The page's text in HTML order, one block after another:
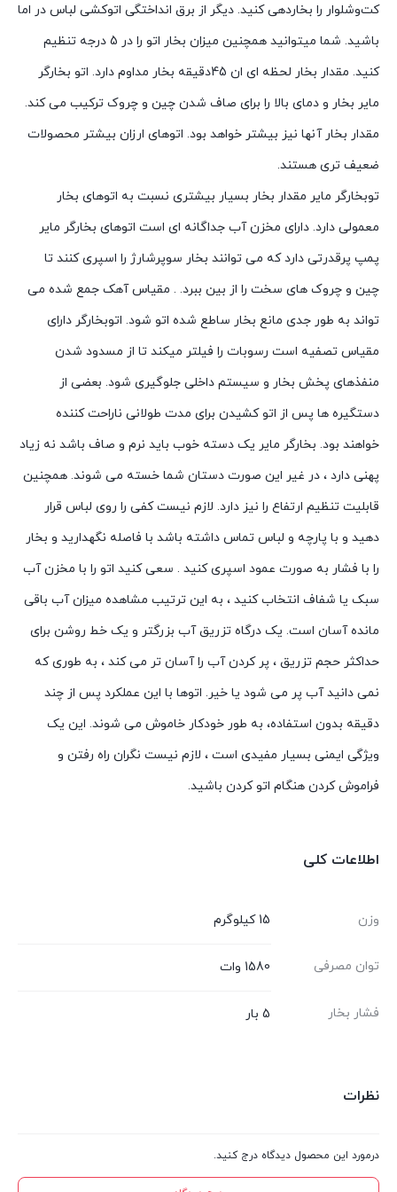
کت‌وشلوار را بخاردهی کنید. دیگر از برق انداختگی اتوکشی لباس در اما
باشید. شما میتوانید همچنین میزان بخار اتو را در 5 درجه تنظیم
کنید. مقدار بخار لحظه ای ان 45دقیقه بخار مداوم دارد. اتو بخارگر
مایر بخار و دمای بالا را برای صاف شدن چین و چروک ترکیب می کند.
مقدار بخار آنها نیز بیشتر خواهد بود. اتوهای ارزان بیشتر محصولات
ضعیف تری هستند.
توبخارگر مایر مقدار بخار بسیار بیشتری نسبت به اتوهای بخار
معمولی دارد. دارای مخزن آب جداگانه ای است اتوهای بخارگر مایر
پمپ پرقدرتی دارد که می توانند بخار سوپرشارژ را اسپری کنند تا
چین و چروک های سخت را از بین ببرد. . مقیاس آهک جمع شده می
تواند به طور جدی مانع بخار ساطع شده اتو شود. اتوبخارگر دارای
مقیاس تصفیه است رسوبات را فیلتر میکند تا از مسدود شدن
منفذهای پخش بخار و سیستم داخلی جلوگیری شود. بعضی از
دستگیره ها پس از اتو کشیدن برای مدت طولانی ناراحت کننده
خواهند بود. بخارگر مایر یک دسته خوب باید نرم و صاف باشد نه زیاد
پهنی دارد ، در غیر این صورت دستان شما خسته می شوند. همچنین
قابلیت تنظیم ارتفاع را نیز دارد. لازم نیست کفی را روی لباس قرار
دهید و با پارچه و لباس تماس داشته باشد با فاصله نگهدارید و بخار
را با فشار به صورت عمود اسپری کنید . سعی کنید اتو را با مخزن آب
سبک یا شفاف انتخاب کنید ، به این ترتیب مشاهده میزان آب باقی
مانده آسان است. یک درگاه تزریق آب بزرگتر و یک خط روشن برای
حداکثر حجم تزریق ، پر کردن آب را آسان تر می کند ، به طوری که
نمی دانید آب پر می شود یا خیر. اتوها با این عملکرد پس از چند
دقیقه بدون استفاده، به طور خودکار خاموش می شوند. این یک
ویژگی ایمنی بسیار مفیدی است ، لازم نیست نگران راه رفتن و
فراموش کردن هنگام اتو کردن باشید.
اطلاعات کلی
وزن 15 کیلوگرم
توان مصرفی 1580 وات
فشار بخار 5 بار
نظرات
درمورد این محصول دیدگاه درج کنید.